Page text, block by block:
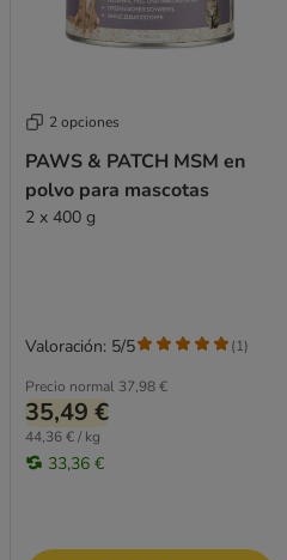
2 opciones
PAWS & PATCH MSM en
polvo para mascotas
2 x 400 g
Precio normal 37,98 €
35,49 €
44,36 € / kg
33,36 €
Valoración: 5/5 (1)